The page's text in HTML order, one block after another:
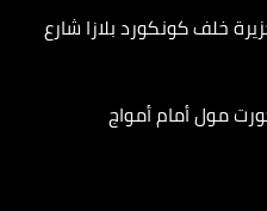
١٠ شارع الجزيرة خلف كونكورد بلازا شارع
مول أمام أمواج